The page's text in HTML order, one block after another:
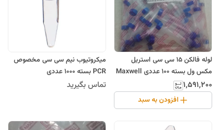
لوله فالکن 15 سی سی استریل
مکس ول بسته 100 عددی Maxwell
۱٬۵۹۱٬۲۰۰
افزودن به سبد
میکروتیوب نیم سی سی مخصوص
PCR بسته 1000 عددی
تماس بگیرید